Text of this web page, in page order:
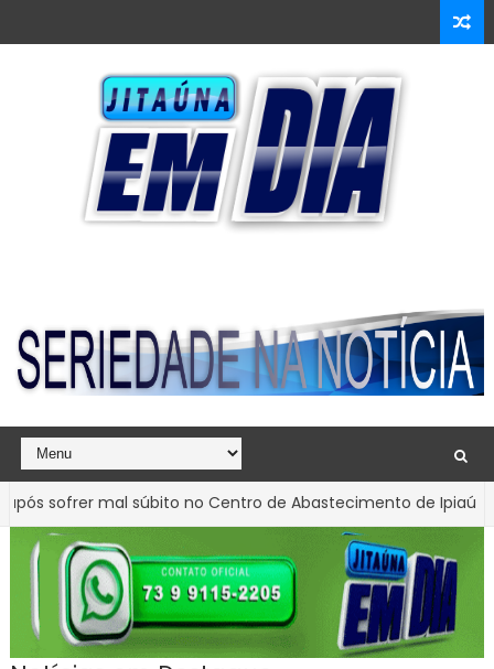
mal súbito no Centro de Abastecimento de Ipiaú BAHIA
após colisão entre carro e caminhão na BR-330, no